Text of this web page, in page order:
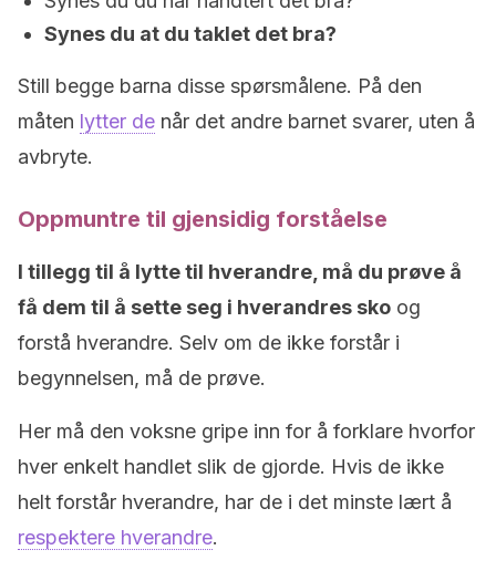
Synes du at du taklet det bra?
Still begge barna disse spørsmålene. På den
måten lytter de når det andre barnet svarer, uten å
avbryte.
Oppmuntre til gjensidig forståelse
I tillegg til å lytte til hverandre, må du prøve å
få dem til å sette seg i hverandres sko og
forstå hverandre. Selv om de ikke forstår i
begynnelsen, må de prøve.
Her må den voksne gripe inn for å forklare hvorfor
hver enkelt handlet slik de gjorde. Hvis de ikke
helt forstår hverandre, har de i det minste lært å
respektere hverandre.